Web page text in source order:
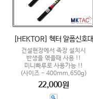
[HEKTOR] 헥터 알폼신호대
건설현장에서 족장 설치시
반생을 엮을때 사용 !!
미니빠루로 사용가능 !!
(사이즈 - 400mm,650g)
22,000원